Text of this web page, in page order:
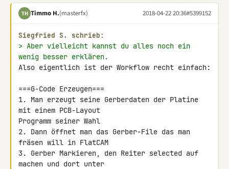
TH Timmo H.(masterfx) 2018-04-22 20:36#5399152
Siegfried S. schrieb:
> Aber vielleicht kannst du alles noch ein
wenig besser erklären.
Also eigentlich ist der Workflow recht einfach:
===G-Code Erzeugen===
1. Man erzeugt seine Gerberdaten der Platine
mit einem PCB-Layout
Programm seiner Wahl
2. Dann öffnet man das Gerber-File das man
fräsen will in FlatCAM
3. Gerber Markieren, den Reiter selected auf
machen und dort unter